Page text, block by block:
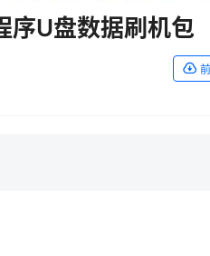
U盘数据刷机包